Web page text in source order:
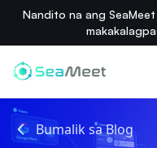
Nandito na ang
Bumalik sa Blog